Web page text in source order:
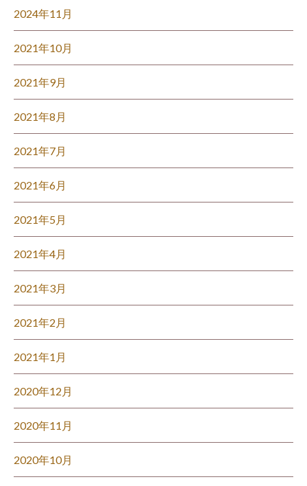
2024年11月
2021年10月
2021年9月
2021年8月
2021年7月
2021年6月
2021年5月
2021年4月
2021年3月
2021年2月
2021年1月
2020年12月
2020年11月
2020年10月